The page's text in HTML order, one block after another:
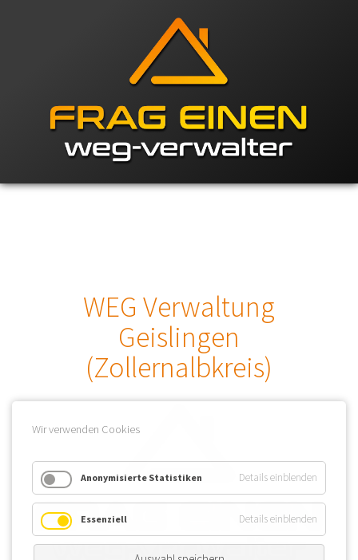
WEG Verwaltung
Geislingen
(Zollernalbkreis)
Wir verwenden Cookies
Anonymisierte Statistiken Details einblenden
Essenziell Details einblenden